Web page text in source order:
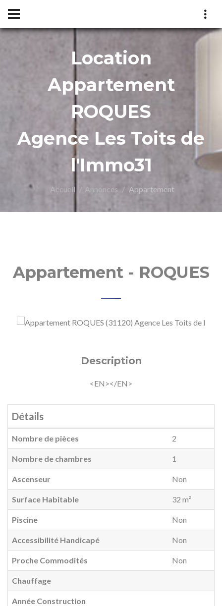
Location
Appartement
ROQUES
Agence Les Toits de
l'Immo31
Accueil Annonces Appartement
Appartement - ROQUES
Description
<EN></EN>
Détails
Nombre de pièces 2
Nombre de chambres 1
Ascenseur Non
Surface Habitable 32 m²
Piscine Non
Accessibilité Handicapé Non
Proche Commodités Non
Chauffage
Année Construction